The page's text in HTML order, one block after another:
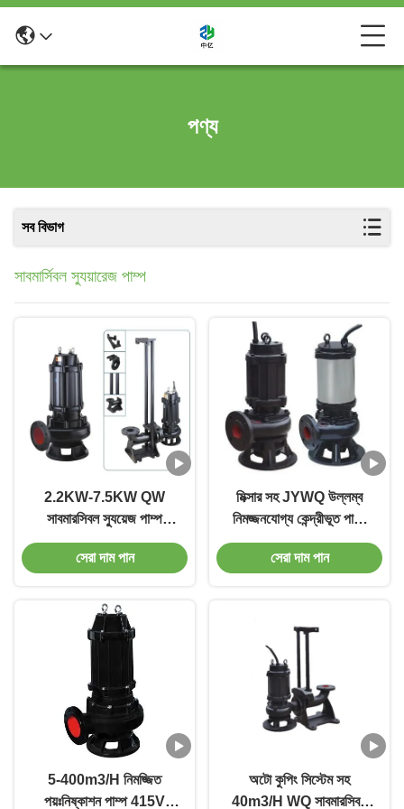
পণ্য
সব বিভাগ
সাবমার্সিবল স্যুয়ারেজ পাম্প
2.2KW-7.5KW QW
সাবমারসিবল স্যুয়েজ পাম্প
আবাসিক সাবমার্সিবল ওয়াটার
ওয়েল পাম্প
সেরা দাম পান
মিক্সার সহ JYWQ উল্লম্ব
নিমজ্জনযোগ্য কেন্দ্রীভূত পাম্প
একক পর্যায়
সেরা দাম পান
5-400m3/H নিমজ্জিত
পয়ঃনিষ্কাশন পাম্প 415V
অটো কুপিং সিস্টেম সহ
40m3/H WQ সাবমারসিবল